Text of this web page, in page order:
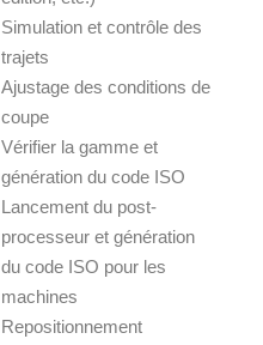
Simulation et contrôle des
trajets
Ajustage des conditions de
coupe
Vérifier la gamme et
génération du code ISO
Lancement du post-
processeur et génération
du code ISO pour les
machines
Repositionnement